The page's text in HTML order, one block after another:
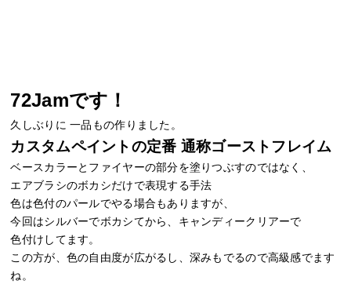
72Jamです！
久しぶりに 一品もの作りました。
カスタムペイントの定番 通称ゴーストフレイム
ベースカラーとファイヤーの部分を塗りつぶすのではなく、
エアブラシのボカシだけで表現する手法
色は色付のパールでやる場合もありますが、
今回はシルバーでボカシてから、キャンディークリアーで
色付けしてます。
この方が、色の自由度が広がるし、深みもでるので高級感でます
ね。